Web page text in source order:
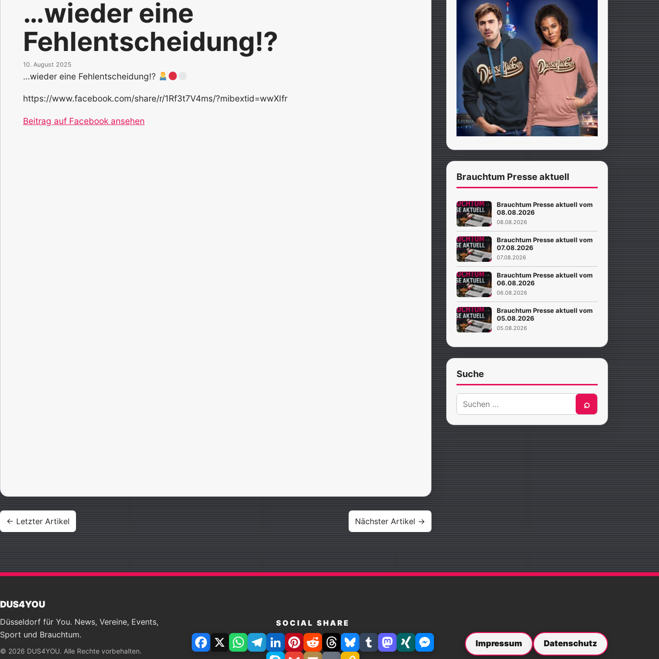
…wieder eine
Fehlentscheidung!?
10. August 2025
…wieder eine Fehlentscheidung!?
https://www.facebook.com/share/r/1Rf3t7V4ms/?mibextid=wwXIfr
Beitrag auf Facebook ansehen
Beitragsnavigation
← Letzter Artikel Nächster Artikel →
Brauchtum Presse aktuell
Brauchtum Presse aktuell vom
08.08.2026
08.08.2026
Brauchtum Presse aktuell vom
07.08.2026
07.08.2026
Brauchtum Presse aktuell vom
06.08.2026
06.08.2026
Brauchtum Presse aktuell vom
05.08.2026
05.08.2026
Suche
Suche
nach:
⌕
DUS4YOU
Düsseldorf für You. News, Vereine, Events,
Sport und Brauchtum.
© 2026 DUS4YOU. Alle Rechte vorbehalten.
SOCIAL SHARE
Facebook
X WhatsApp
TelegramLinkedInPinterestRedditThreadsBlueskyTumblrMastodon
Xing Facebook
Impressum Datenschutz